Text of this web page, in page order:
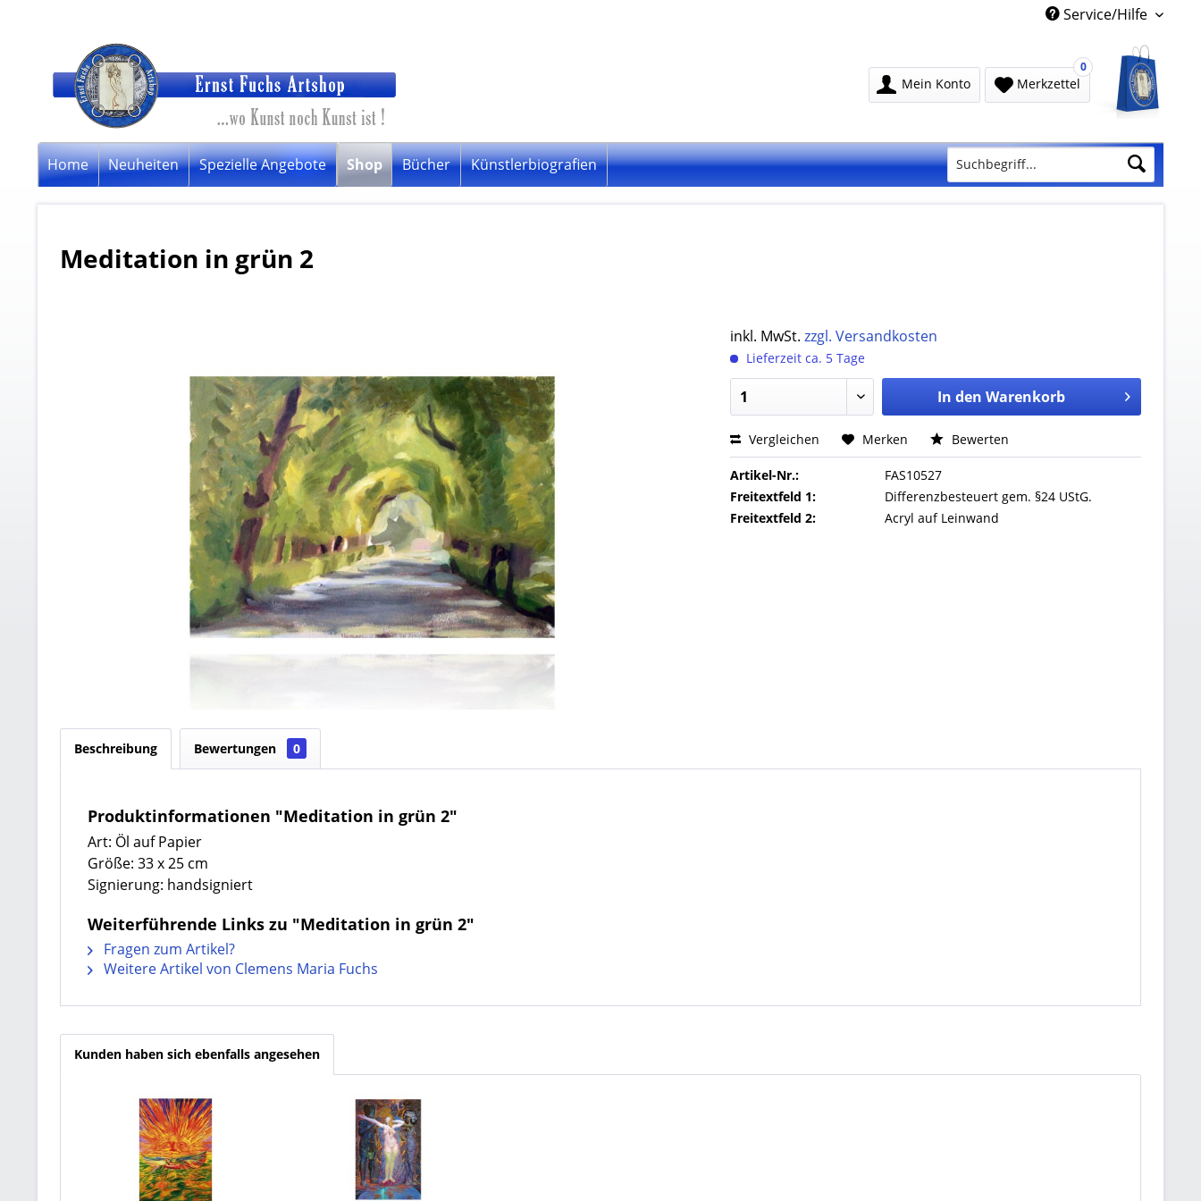
Service/Hilfe
Merkzettel
0
Mein Konto
Home Neuheiten Spezielle Angebote Shop Bücher Künstlerbiografien
Meditation in grün 2
inkl. MwSt.zzgl. Versandkosten
Lieferzeit ca. 5 Tage
In den Warenkorb
Vergleichen Merken Bewerten
Artikel-Nr.:
FAS10527
Freitextfeld 1:
Differenzbesteuert gem. §24 UStG.
Freitextfeld 2:
Acryl auf Leinwand
Beschreibung Bewertungen 0
Produktinformationen "Meditation in grün 2"
Art: Öl auf Papier
Größe: 33 x 25 cm
Signierung: handsigniert
Weiterführende Links zu "Meditation in grün 2"
Fragen zum Artikel?
Weitere Artikel von Clemens Maria Fuchs
Kunden haben sich ebenfalls angesehen